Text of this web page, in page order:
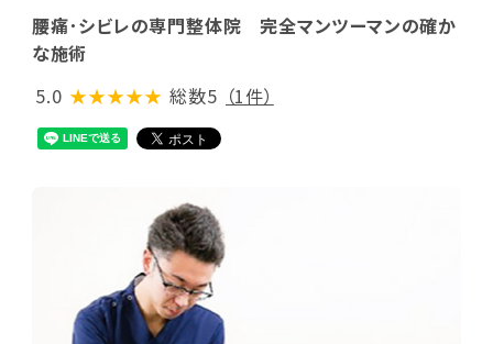
腰痛･シビレの専門整体院 完全マンツーマンの確か
な施術
5.0 ★★★★★ 総数5 （1件）